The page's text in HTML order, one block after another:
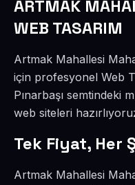
ARTMAK
WEB TASARIM
Artmak Mahallesi
için profesyonel Web
Pınarbaşı semtindeki
web siteleri
Tek Fiyat, Her
Artmak Mahallesi